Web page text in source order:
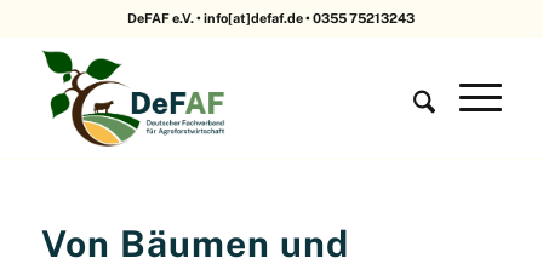
DeFAF e.V. • info[at]defaf.de • 0355 75213243
Von Bäumen und